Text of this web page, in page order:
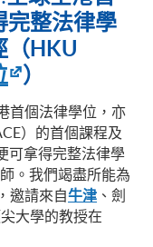
完整法律學
（HKU
）
首個法律學位，亦
）的首個課程及
可拿得完整法律學
。我們竭盡所能為
邀請來自牛津 、劍
大學的教授在